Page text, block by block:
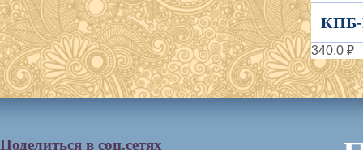
340,0 ₽
Поделиться в соц.сетях